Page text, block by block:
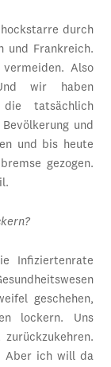
durch
und Frankreich.
Also
wir haben
die tatsächlich
und
und bis heute
gezogen.
Infiziertenrate
geschehen,
lockern. Uns
Aber ich will da